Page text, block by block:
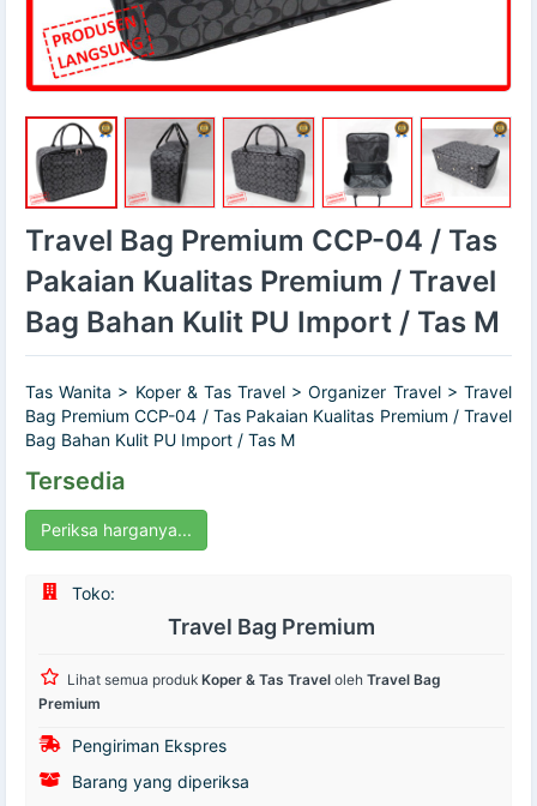
Travel Bag Premium CCP-04 / Tas
Pakaian Kualitas Premium / Travel
Bag Bahan Kulit PU Import / Tas M
Tas Wanita > Koper & Tas Travel > Organizer Travel > Travel
Bag Premium CCP-04 / Tas Pakaian Kualitas Premium / Travel
Bag Bahan Kulit PU Import / Tas M
Tersedia
Periksa harganya...
Toko:
Travel Bag Premium
Lihat semua produk Koper & Tas Travel oleh Travel Bag
Premium
Pengiriman Ekspres
Barang yang diperiksa